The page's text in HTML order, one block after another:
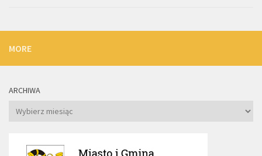
MORE
ARCHIWA
Archiwa